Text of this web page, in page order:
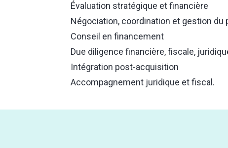
Évaluation stratégique et financière
Négociation, coordination et gestion du
Conseil en financement
Due diligence financière, fiscale,
Intégration post-acquisition
Accompagnement juridique et fiscal.